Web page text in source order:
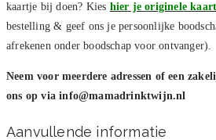
kaartje bij doen? Kies hier je originele
bestelling & geef ons je persoonlijke
afrekenen onder boodschap voor ontvanger).
Neem voor meerdere adressen of een
ons op viainfo@mamadrinktwijn.nl
Aanvullende informatie